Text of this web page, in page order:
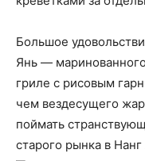
Большое
Янь —
гриле с рисовым
чем вездесущего
поймать
старого рынка в